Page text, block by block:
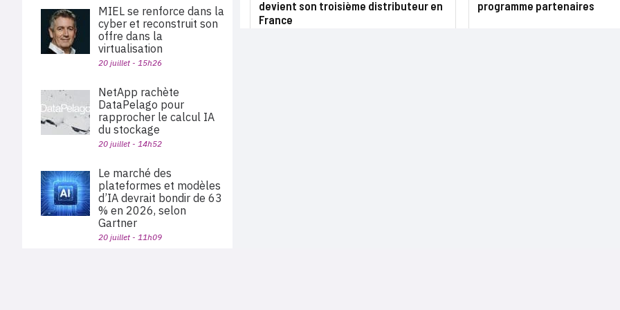
devient son troisième distributeur en
France
programme partenaires
MIEL se renforce dans la
cyber et reconstruit son
offre dans la
virtualisation
20 juillet - 15h26
NetApp rachète
DataPelago pour
rapprocher le calcul IA
du stockage
20 juillet - 14h52
Le marché des
plateformes et modèles
d’IA devrait bondir de 63
% en 2026, selon
Gartner
20 juillet - 11h09